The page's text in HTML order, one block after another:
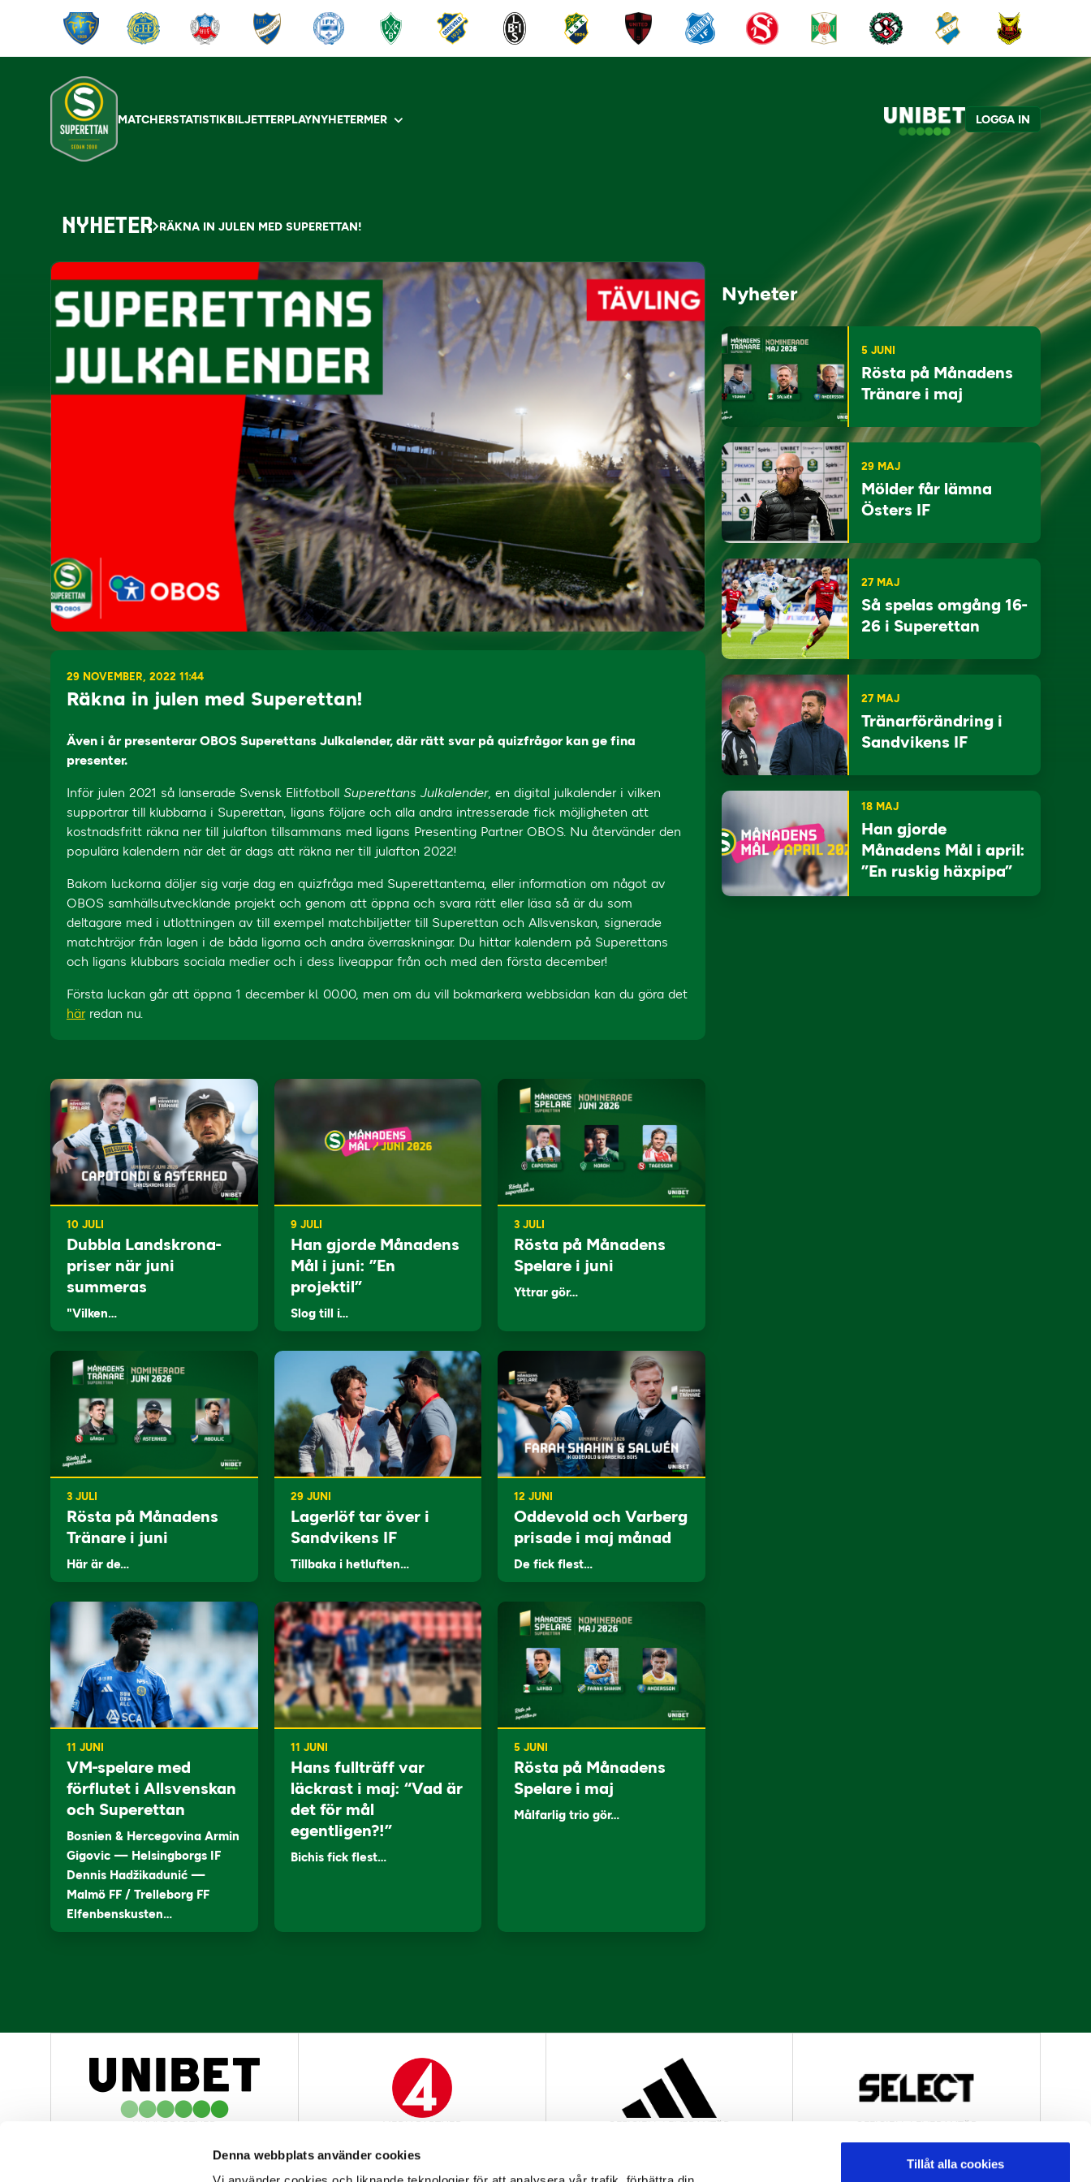
Denna webbplats använder cookies
Tillåt alla cookies
MATCHERSTATISTIKBILJETTERPLAYNYHETERMER LOGGA IN
NYHETER RÄKNA IN JULEN MED SUPERETTAN!
29 NOVEMBER, 2022 11:44
Räkna in julen med Superettan!
Även i år presenterar OBOS Superettans Julkalender, där rätt svar på quizfrågor kan ge fina
presenter.
Inför julen 2021 så lanserade Svensk Elitfotboll Superettans Julkalender, en digital julkalender i vilken
supportrar till klubbarna i Superettan, ligans följare och alla andra intresserade fick möjligheten att
kostnadsfritt räkna ner till julafton tillsammans med ligans Presenting Partner OBOS. Nu återvänder den
populära kalendern när det är dags att räkna ner till julafton 2022!
Bakom luckorna döljer sig varje dag en quizfråga med Superettantema, eller information om något av
OBOS samhällsutvecklande projekt och genom att öppna och svara rätt eller läsa så är du som
deltagare med i utlottningen av till exempel matchbiljetter till Superettan och Allsvenskan, signerade
matchtröjor från lagen i de båda ligorna och andra överraskningar. Du hittar kalendern på Superettans
och ligans klubbars sociala medier och i dess liveappar från och med den första december!
Första luckan går att öppna 1 december kl. 00.00, men om du vill bokmarkera webbsidan kan du göra det
härredan nu.
10 JULI
Dubbla Landskrona-
priser när juni
summeras
"Vilken…
9 JULI
Han gjorde Månadens
Mål i juni: ”En
projektil”
Slog till i…
3 JULI
Rösta på Månadens
Spelare i juni
Yttrar gör…
3 JULI
Rösta på Månadens
Tränare i juni
Här är de…
29 JUNI
Lagerlöf tar över i
Sandvikens IF
Tillbaka i hetluften…
12 JUNI
Oddevold och Varberg
prisade i maj månad
De fick flest…
11 JUNI
VM-spelare med
förflutet i Allsvenskan
och Superettan
Bosnien & Hercegovina Armin
Gigovic — Helsingborgs IF
Dennis Hadžikadunić —
Malmö FF / Trelleborg FF
Elfenbenskusten…
11 JUNI
Hans fullträff var
läckrast i maj: “Vad är
det för mål
egentligen?!”
Bichis fick flest…
5 JUNI
Rösta på Månadens
Spelare i maj
Målfarlig trio gör…
Nyheter
5 JUNI
Rösta på Månadens
Tränare i maj
29 MAJ
Mölder får lämna
Östers IF
27 MAJ
Så spelas omgång 16-
26 i Superettan
27 MAJ
Tränarförändring i
Sandvikens IF
18 MAJ
Han gjorde
Månadens Mål i april:
”En ruskig häxpipa”